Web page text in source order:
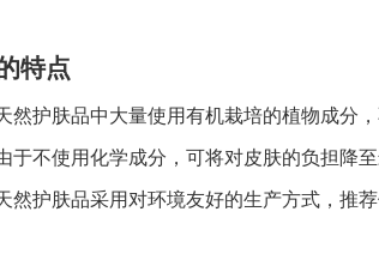
特点
然护肤品中大量使用有机栽培的植物成分
于不使用化学成分，可将对皮肤的负担降
然护肤品采用对环境友好的生产方式，推